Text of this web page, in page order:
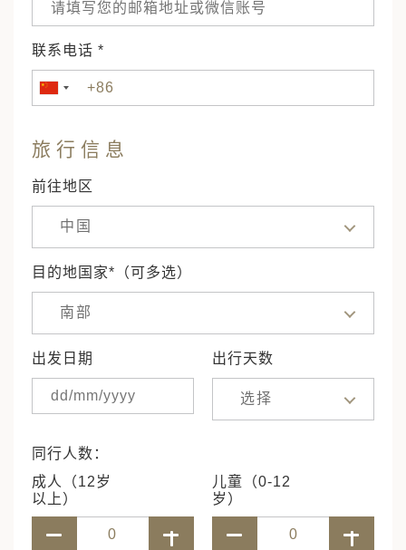
联系电话 *
旅行信息
前往地区
中国
目的地国家*（可多选）
南部
出发日期 出行天数
选择
同行人数：
成人（12岁
以上）
儿童（0-12
岁）